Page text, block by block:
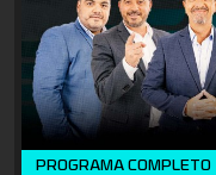
PROGRAMA COMPLETO